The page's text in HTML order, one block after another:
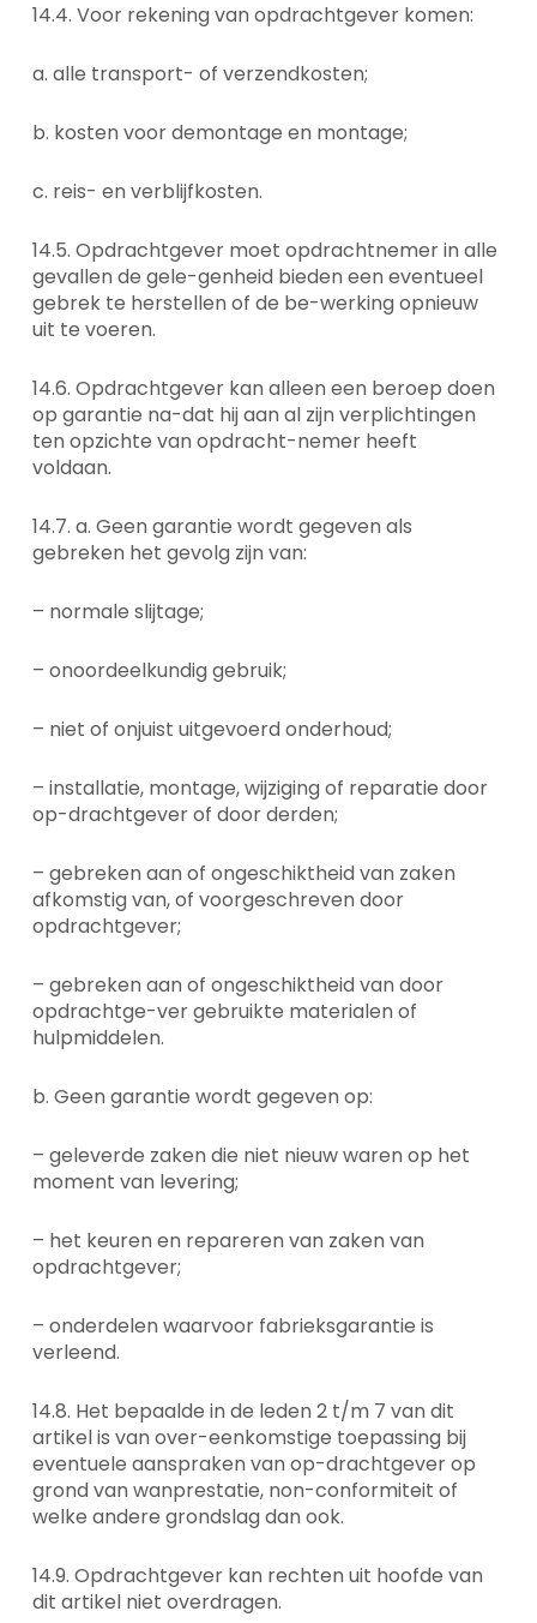
14.4. Voor rekening van opdrachtgever komen:
a. alle transport- of verzendkosten;
b. kosten voor demontage en montage;
c. reis- en verblijfkosten.
14.5. Opdrachtgever moet opdrachtnemer in alle
gevallen de gele-genheid bieden een eventueel
gebrek te herstellen of de be-werking opnieuw
uit te voeren.
14.6. Opdrachtgever kan alleen een beroep doen
op garantie na-dat hij aan al zijn verplichtingen
ten opzichte van opdracht-nemer heeft
voldaan.
14.7. a. Geen garantie wordt gegeven als
gebreken het gevolg zijn van:
– normale slijtage;
– onoordeelkundig gebruik;
– niet of onjuist uitgevoerd onderhoud;
– installatie, montage, wijziging of reparatie door
op-drachtgever of door derden;
– gebreken aan of ongeschiktheid van zaken
afkomstig van, of voorgeschreven door
opdrachtgever;
– gebreken aan of ongeschiktheid van door
opdrachtge-ver gebruikte materialen of
hulpmiddelen.
b. Geen garantie wordt gegeven op:
– geleverde zaken die niet nieuw waren op het
moment van levering;
– het keuren en repareren van zaken van
opdrachtgever;
– onderdelen waarvoor fabrieksgarantie is
verleend.
14.8. Het bepaalde in de leden 2 t/m 7 van dit
artikel is van over-eenkomstige toepassing bij
eventuele aanspraken van op-drachtgever op
grond van wanprestatie, non-conformiteit of
welke andere grondslag dan ook.
14.9. Opdrachtgever kan rechten uit hoofde van
dit artikel niet overdragen.